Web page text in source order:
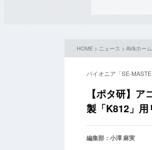
HOME > ニュース > AV&ホー
パイオニア「SE-
【ポタ研】
製「K812」
編集部：小澤 麻実